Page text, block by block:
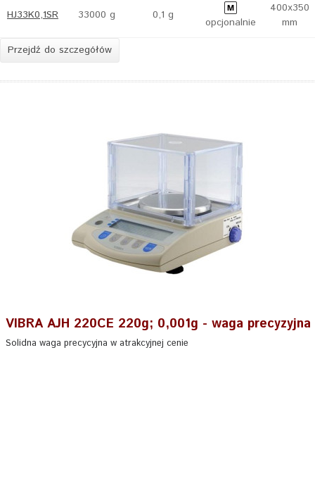
HJ33K0,1SR 33000 g 0,1 g
opcjonalnie
400x350
mm
Przejdź do szczegółów
VIBRA AJH 220CE 220g; 0,001g - waga precyzyjna
Solidna waga precycyjna w atrakcyjnej cenie